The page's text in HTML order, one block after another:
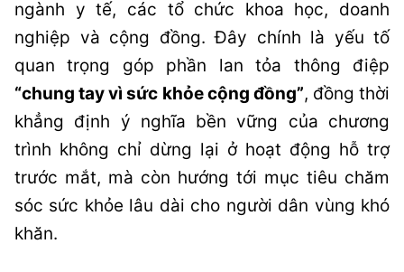
ngành y tế, các tổ chức khoa học, doanh
nghiệp và cộng đồng. Đây chính là yếu tố
quan trọng góp phần lan tỏa thông điệp
“chung tay vì sức khỏe cộng đồng”, đồng thời
khẳng định ý nghĩa bền vững của chương
trình không chỉ dừng lại ở hoạt động hỗ trợ
trước mắt, mà còn hướng tới mục tiêu chăm
sóc sức khỏe lâu dài cho người dân vùng khó
khăn.